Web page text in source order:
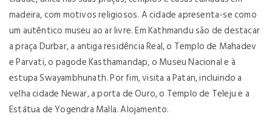
madeira, com motivos religiosos. A cidade apresenta-se como
um autêntico museu ao ar livre. Em Kathmandu são de destacar
a praça Durbar, a antiga residência Real, o Templo de Mahadev
e Parvati, o pagode Kasthamandap, o Museu Nacional e à
estupa Swayambhunath. Por fim, visita a Patan, incluindo a
velha cidade Newar, a porta de Ouro, o Templo de Teleju e a
Estátua de Yogendra Malla. Alojamento.